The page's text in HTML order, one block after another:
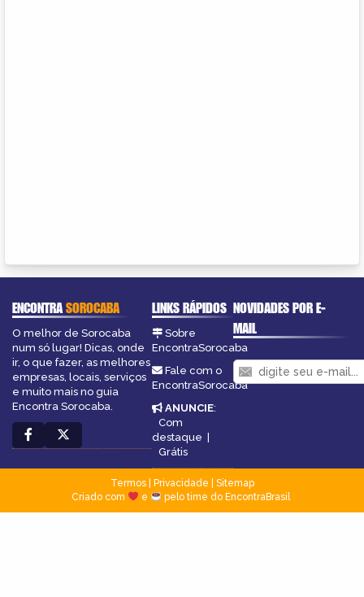
ENCONTRASOROCABA
O melhor de Sorocaba
num só lugar! Dicas, onde
ir, o que fazer, as melhores
empresas, locais, serviços
e muito mais no guia
Encontra Sorocaba.
LINKS RÁPIDOS
Sobre
EncontraSorocaba
Fale com o
EncontraSorocaba
ANUNCIE:
Com
destaque |
Grátis
NOVIDADES POR E-
MAIL
Termos| Privacidade
Sitemap
Criado com
e pelo time do EncontraBrasil